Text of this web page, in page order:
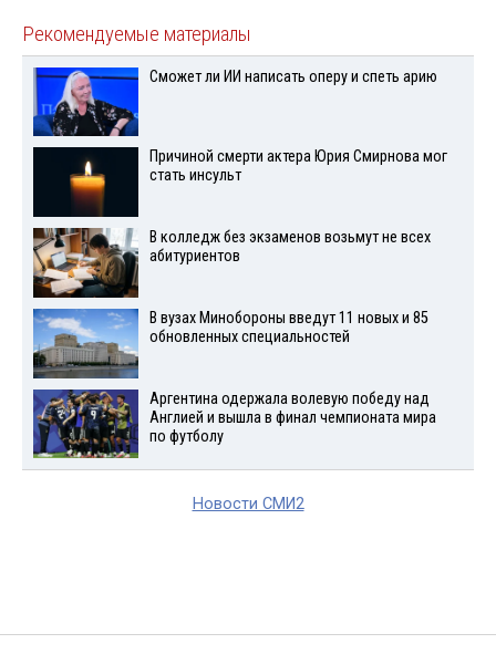
Рекомендуемые материалы
Сможет ли ИИ написать оперу и спеть арию
Причиной смерти актера Юрия Смирнова мог
стать инсульт
В колледж без экзаменов возьмут не всех
абитуриентов
В вузах Минобороны введут 11 новых и 85
обновленных специальностей
Аргентина одержала волевую победу над
Англией и вышла в финал чемпионата мира
по футболу
Новости СМИ2